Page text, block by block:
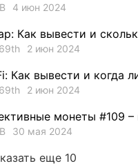
4 июн 2024
Как вывести и
2 июн 2024
Как вывести и когда
2 июн 2024
монеты #109 –
30 мая 2024
еще 10